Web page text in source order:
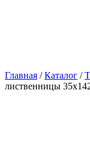
Главная /Каталог /
лиственницы